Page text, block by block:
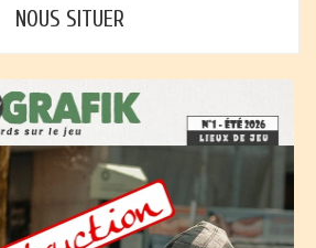
NOUS SITUER